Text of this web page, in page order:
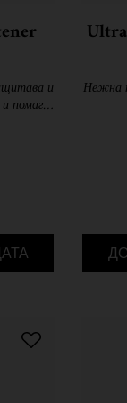
и
помага
RARE EARTH
Нежна